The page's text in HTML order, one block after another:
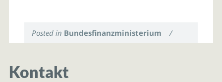
Posted in Bundesfinanzministerium /
Kontakt